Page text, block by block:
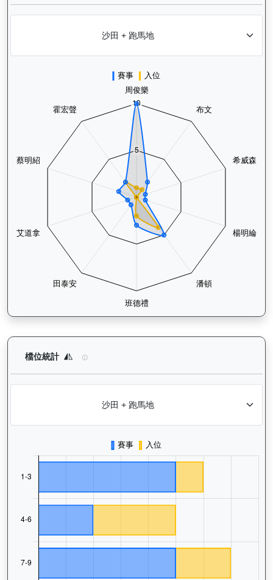
檔位統計 天時明駒（H016）— 檔位統計分析：查看馬匹